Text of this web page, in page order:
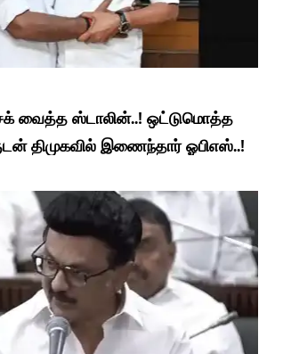
வைத்த ஸ்டாலின்..! ஒட்டுமொத்த
திமுகவில் இணைந்தார் ஓபிஎஸ்..!